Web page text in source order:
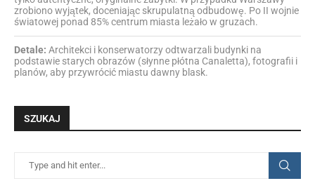
zrobiono wyjątek, doceniając skrupulatną odbudowę. Po II wojnie
światowej ponad 85% centrum miasta leżało w gruzach.
Detale: Architekci i konserwatorzy odtwarzali budynki na
podstawie starych obrazów (słynne płótna Canaletta), fotografii i
planów, aby przywrócić miastu dawny blask.
SZUKAJ